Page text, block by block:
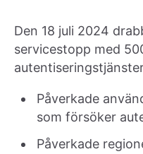
Den 18 juli 2024
servicestopp med
Påverkade
som försöker
Påverkade